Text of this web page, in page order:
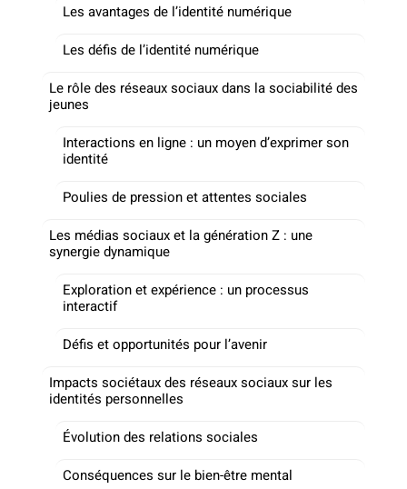
Les avantages de l’identité numérique
Les défis de l’identité numérique
Le rôle des réseaux sociaux dans la sociabilité des
jeunes
Interactions en ligne : un moyen d’exprimer son
identité
Poulies de pression et attentes sociales
Les médias sociaux et la génération Z : une
synergie dynamique
Exploration et expérience : un processus
interactif
Défis et opportunités pour l’avenir
Impacts sociétaux des réseaux sociaux sur les
identités personnelles
Évolution des relations sociales
Conséquences sur le bien-être mental